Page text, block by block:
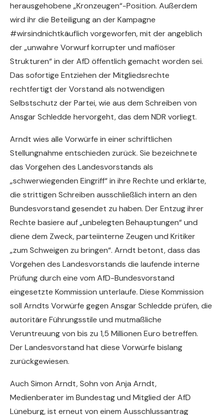
herausgehobene „Kronzeugen“-Position. Außerdem
wird ihr die Beteiligung an der Kampagne
#wirsindnichtkäuflich vorgeworfen, mit der angeblich
der „unwahre Vorwurf korrupter und mafiöser
Strukturen“ in der AfD öffentlich gemacht worden sei.
Das sofortige Entziehen der Mitgliedsrechte
rechtfertigt der Vorstand als notwendigen
Selbstschutz der Partei, wie aus dem Schreiben von
Ansgar Schledde hervorgeht, das dem NDR vorliegt.
Arndt wies alle Vorwürfe in einer schriftlichen
Stellungnahme entschieden zurück. Sie bezeichnete
das Vorgehen des Landesvorstands als
„schwerwiegenden Eingriff“ in ihre Rechte und erklärte,
die strittigen Schreiben ausschließlich intern an den
Bundesvorstand gesendet zu haben. Der Entzug ihrer
Rechte basiere auf „unbelegten Behauptungen“ und
diene dem Zweck, parteiinterne Zeugen und Kritiker
„zum Schweigen zu bringen“. Arndt betont, dass das
Vorgehen des Landesvorstands die laufende interne
Prüfung durch eine vom AfD-Bundesvorstand
eingesetzte Kommission unterlaufe. Diese Kommission
soll Arndts Vorwürfe gegen Ansgar Schledde prüfen, die
autoritäre Führungsstile und mutmaßliche
Veruntreuung von bis zu 1,5 Millionen Euro betreffen.
Der Landesvorstand hat diese Vorwürfe bislang
zurückgewiesen.
Auch Simon Arndt, Sohn von Anja Arndt,
Medienberater im Bundestag und Mitglied der AfD
Lüneburg, ist erneut von einem Ausschlussantrag